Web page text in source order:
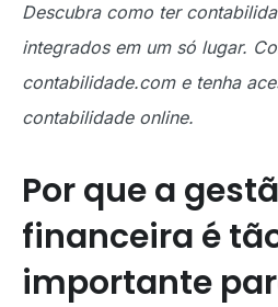
Descubra como ter
integrados em um só lugar.
contabilidade.com e tenha
contabilidade online.
Por que a
financeira é
importante